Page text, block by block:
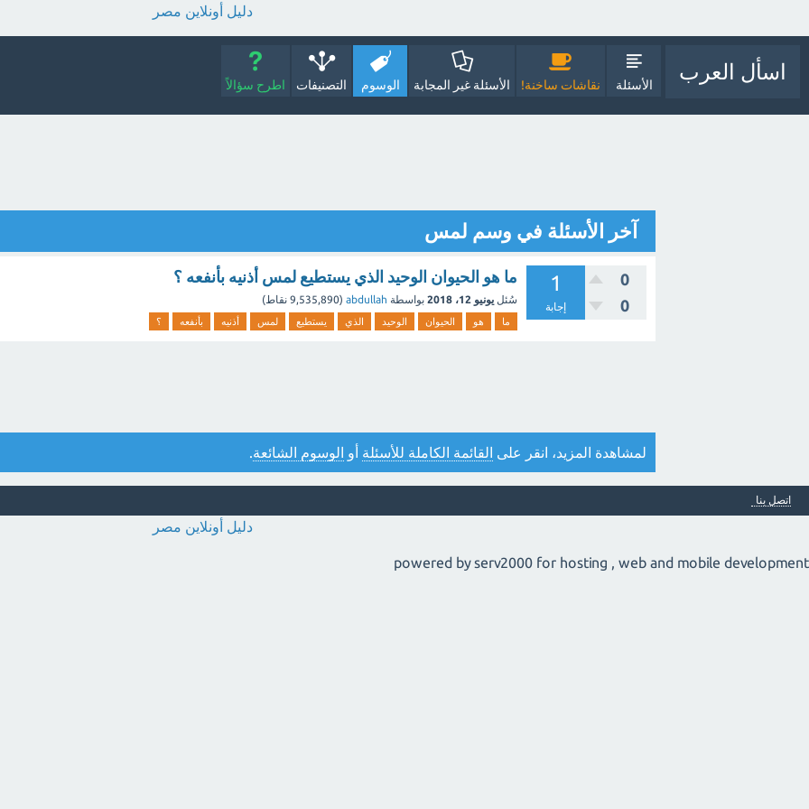
دليل أونلاين مصر
اسأل العرب
الأسئلة نقاشات ساخنة! الأسئلة غير المجابة الوسوم التصنيفات اطرح سؤالاً
آخر الأسئلة في وسم لمس
0
0
1
إجابة
ما هو الحيوان الوحيد الذي يستطيع لمس أذنيه بأنفعه ؟
سُئل يونيو 12، 2018 بواسطة abdullah
(
9,535,890 نقاط)
ما هو الحيوان الوحيد الذي يستطيع لمس أذنيه بأنفعه ؟
لمشاهدة المزيد، انقر على القائمة الكاملة للأسئلة أو الوسوم الشائعة.
اتصل بنا
دليل أونلاين مصر
powered by serv2000 for hosting , web and mobile development